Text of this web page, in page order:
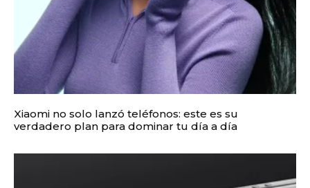
Xiaomi no solo lanzó teléfonos: este es su
verdadero plan para dominar tu día a día